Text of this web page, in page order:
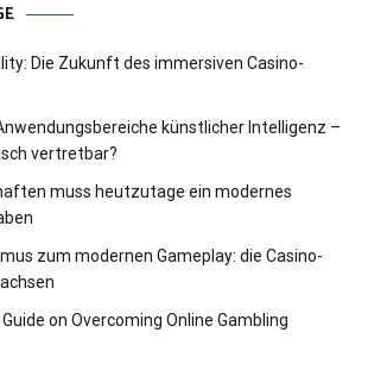
Die Zukunft des immersiven Casino-
künstlicher Intelligenz –
vertretbar?
muss heutzutage ein modernes
zum modernen Gameplay: die Casino-
on Overcoming Online Gambling